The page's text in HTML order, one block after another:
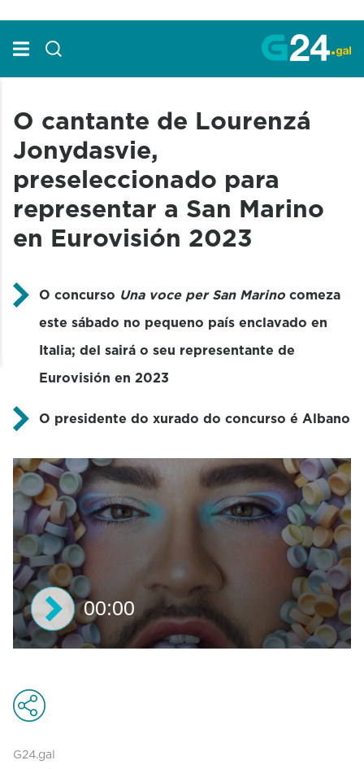
O cantante de Lourenzá
Jonydasvie,
preseleccionado para
representar a San Marino
en Eurovisión 2023
O concurso Una voce per San Marino comeza
este sábado no pequeno país enclavado en
Italia; del sairá o seu representante de
Eurovisión en 2023
O presidente do xurado do concurso é Albano
c
o
d
00:00
G24.gal